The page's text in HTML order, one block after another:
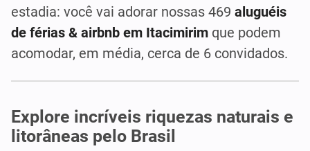
estadia: você vai adorar nossas 469 aluguéis
de férias & airbnb em Itacimirim que podem
acomodar, em média, cerca de 6 convidados.
Explore incríveis riquezas naturais e
litorâneas pelo Brasil